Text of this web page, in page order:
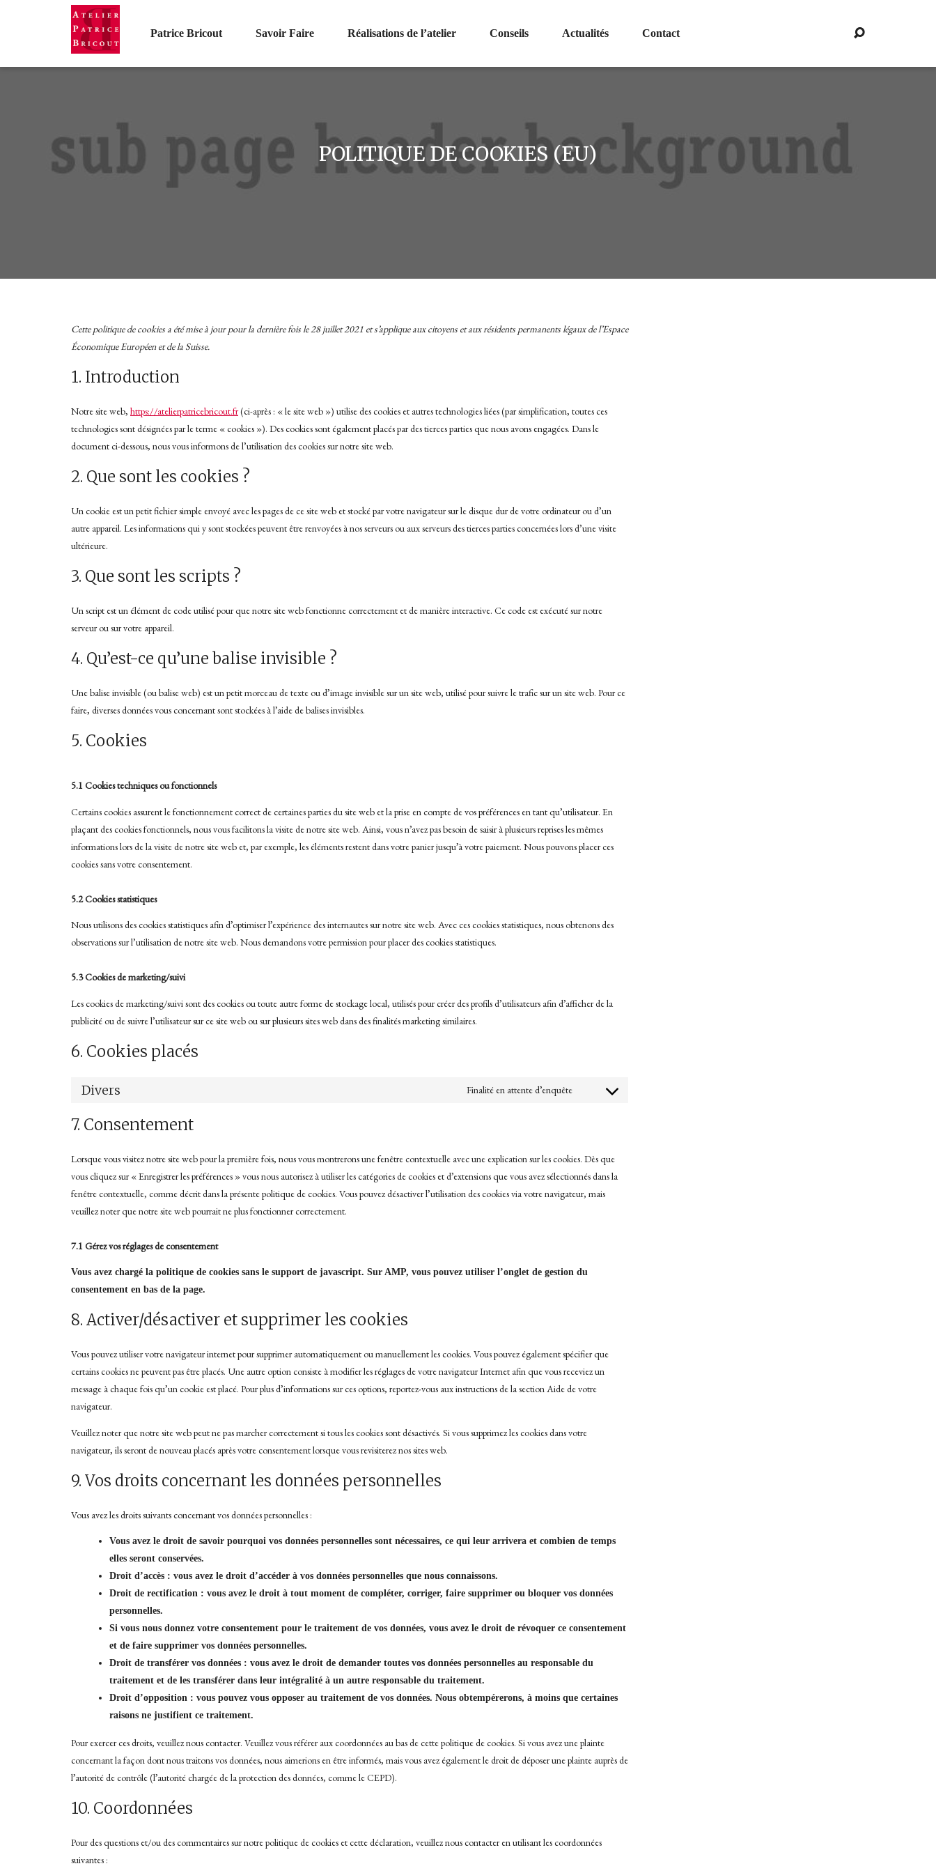
Patrice Bricout Savoir Faire Réalisations de l’atelier Conseils Actualités Contact
POLITIQUE DE COOKIES (EU)
Cette politique de cookies a été mise à jour pour la dernière fois le 28 juillet 2021 et s’applique aux citoyens et aux résidents permanents légaux de l’Espace
Économique Européen et de la Suisse.
1. Introduction
Notre site web, https://atelierpatricebricout.fr(ci-après : « le site web ») utilise des cookies et autres technologies liées (par simplification, toutes ces
technologies sont désignées par le terme « cookies »). Des cookies sont également placés par des tierces parties que nous avons engagées. Dans le
document ci-dessous, nous vous informons de l’utilisation des cookies sur notre site web.
2. Que sont les cookies ?
Un cookie est un petit fichier simple envoyé avec les pages de ce site web et stocké par votre navigateur sur le disque dur de votre ordinateur ou d’un
autre appareil. Les informations qui y sont stockées peuvent être renvoyées à nos serveurs ou aux serveurs des tierces parties concernées lors d’une visite
ultérieure.
3. Que sont les scripts ?
Un script est un élément de code utilisé pour que notre site web fonctionne correctement et de manière interactive. Ce code est exécuté sur notre
serveur ou sur votre appareil.
4. Qu’est-ce qu’une balise invisible ?
Une balise invisible (ou balise web) est un petit morceau de texte ou d’image invisible sur un site web, utilisé pour suivre le trafic sur un site web. Pour ce
faire, diverses données vous concernant sont stockées à l’aide de balises invisibles.
5. Cookies
5.1 Cookies techniques ou fonctionnels
Certains cookies assurent le fonctionnement correct de certaines parties du site web et la prise en compte de vos préférences en tant qu’utilisateur. En
plaçant des cookies fonctionnels, nous vous facilitons la visite de notre site web. Ainsi, vous n’avez pas besoin de saisir à plusieurs reprises les mêmes
informations lors de la visite de notre site web et, par exemple, les éléments restent dans votre panier jusqu’à votre paiement. Nous pouvons placer ces
cookies sans votre consentement.
5.2 Cookies statistiques
Nous utilisons des cookies statistiques afin d’optimiser l’expérience des internautes sur notre site web. Avec ces cookies statistiques, nous obtenons des
observations sur l’utilisation de notre site web. Nous demandons votre permission pour placer des cookies statistiques.
5.3 Cookies de marketing/suivi
Les cookies de marketing/suivi sont des cookies ou toute autre forme de stockage local, utilisés pour créer des profils d’utilisateurs afin d’afficher de la
publicité ou de suivre l’utilisateur sur ce site web ou sur plusieurs sites web dans des finalités marketing similaires.
6. Cookies placés
Divers Finalité en attente d’enquête
Consent
divers
7. Consentement
Lorsque vous visitez notre site web pour la première fois, nous vous montrerons une fenêtre contextuelle avec une explication sur les cookies. Dès que
vous cliquez sur « Enregistrer les préférences » vous nous autorisez à utiliser les catégories de cookies et d’extensions que vous avez sélectionnés dans la
fenêtre contextuelle, comme décrit dans la présente politique de cookies. Vous pouvez désactiver l’utilisation des cookies via votre navigateur, mais
veuillez noter que notre site web pourrait ne plus fonctionner correctement.
7.1 Gérez vos réglages de consentement
Vous avez chargé la politique de cookies sans le support de javascript. Sur AMP, vous pouvez utiliser l’onglet de gestion du
consentement en bas de la page.
8. Activer/désactiver et supprimer les cookies
Vous pouvez utiliser votre navigateur internet pour supprimer automatiquement ou manuellement les cookies. Vous pouvez également spécifier que
certains cookies ne peuvent pas être placés. Une autre option consiste à modifier les réglages de votre navigateur Internet afin que vous receviez un
message à chaque fois qu’un cookie est placé. Pour plus d’informations sur ces options, reportez-vous aux instructions de la section Aide de votre
navigateur.
Veuillez noter que notre site web peut ne pas marcher correctement si tous les cookies sont désactivés. Si vous supprimez les cookies dans votre
navigateur, ils seront de nouveau placés après votre consentement lorsque vous revisiterez nos sites web.
9. Vos droits concernant les données personnelles
Vous avez les droits suivants concernant vos données personnelles :
Vous avez le droit de savoir pourquoi vos données personnelles sont nécessaires, ce qui leur arrivera et combien de temps
elles seront conservées.
Droit d’accès : vous avez le droit d’accéder à vos données personnelles que nous connaissons.
Droit de rectification : vous avez le droit à tout moment de compléter, corriger, faire supprimer ou bloquer vos données
personnelles.
Si vous nous donnez votre consentement pour le traitement de vos données, vous avez le droit de révoquer ce consentement
et de faire supprimer vos données personnelles.
Droit de transférer vos données : vous avez le droit de demander toutes vos données personnelles au responsable du
traitement et de les transférer dans leur intégralité à un autre responsable du traitement.
Droit d’opposition : vous pouvez vous opposer au traitement de vos données. Nous obtempérerons, à moins que certaines
raisons ne justifient ce traitement.
Pour exercer ces droits, veuillez nous contacter. Veuillez vous référer aux coordonnées au bas de cette politique de cookies. Si vous avez une plainte
concernant la façon dont nous traitons vos données, nous aimerions en être informés, mais vous avez également le droit de déposer une plainte auprès de
l’autorité de contrôle (l’autorité chargée de la protection des données, comme le CEPD).
10. Coordonnées
Pour des questions et/ou des commentaires sur notre politique de cookies et cette déclaration, veuillez nous contacter en utilisant les coordonnées
suivantes :